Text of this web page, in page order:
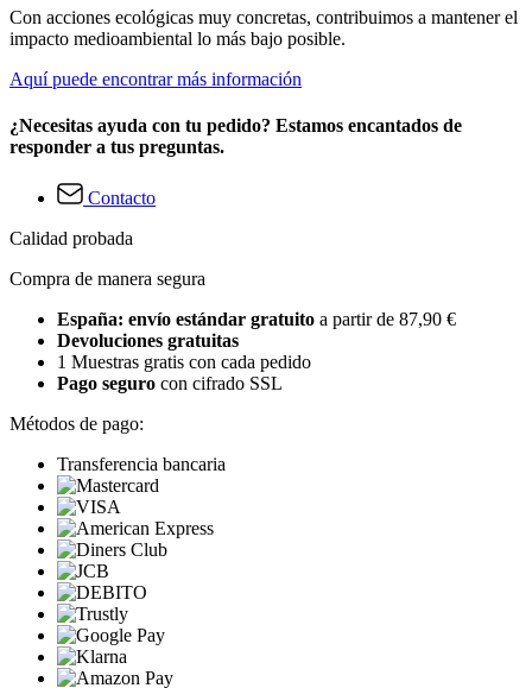
Con acciones ecológicas muy concretas, contribuimos a mantener el
impacto medioambiental lo más bajo posible.
Aquí puede encontrar más información
¿Necesitas ayuda con tu pedido? Estamos encantados de
responder a tus preguntas.
Contacto
Calidad probada
Compra de manera segura
España: envío estándar gratuito a partir de 87,90 €
Devoluciones gratuitas
1 Muestras gratis con cada pedido
Pago seguro con cifrado SSL
Métodos de pago:
Transferencia bancaria